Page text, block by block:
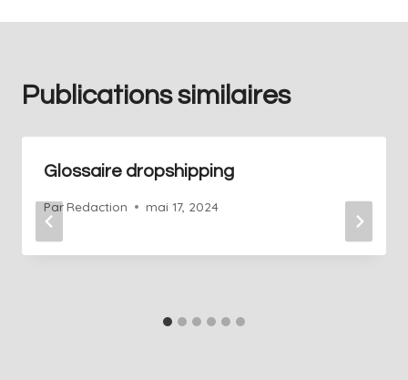
Publications similaires
Glossaire dropshipping
Par Redaction mai 17, 2024